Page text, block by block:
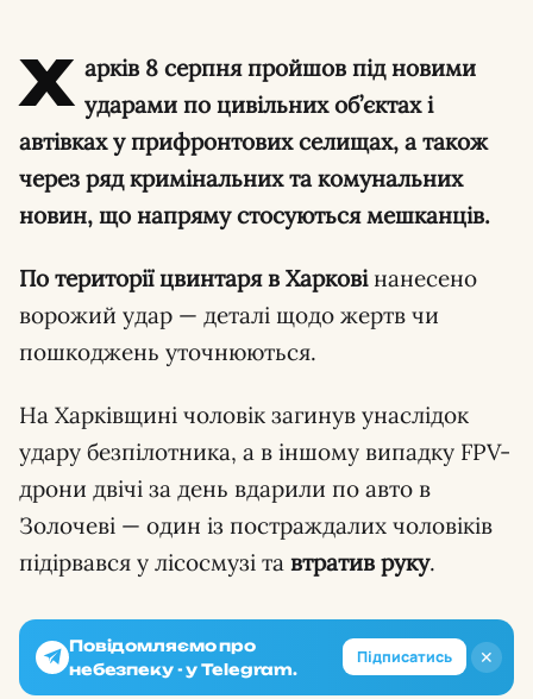
Х арків 8 серпня пройшов під новими
ударами по цивільних об’єктах і
автівках у прифронтових селищах, а також
через ряд кримінальних та комунальних
новин, що напряму стосуються мешканців.
По території цвинтаря в Харковінанесено
ворожий удар — деталі щодо жертв чи
пошкоджень уточнюються.
На Харківщині чоловік загинув унаслідок
удару безпілотника, а в іншому випадку FPV-
дрони двічі за день вдарили по авто в
Золочеві — один із постраждалих чоловіків
підірвався у лісосмузі та втратив руку.
✕
Повідомляємо про
небезпеку - у Telegram.
Підписатись